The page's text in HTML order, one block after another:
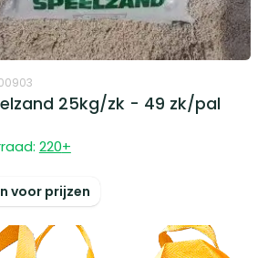
25kg/zk - 49 zk/pal
220+
voor prijzen